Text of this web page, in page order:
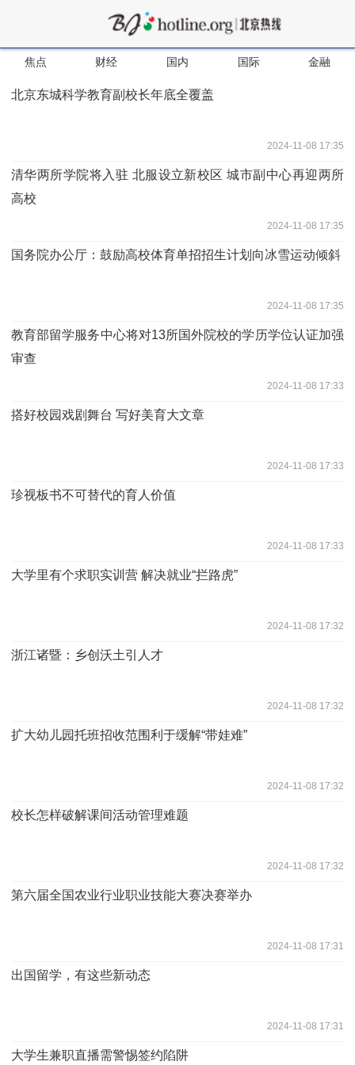
焦点 财经 国内 国际 金融
北京东城科学教育副校长年底全覆盖
2024-11-08 17:35
清华两所学院将入驻 北服设立新校区 城市副中心再迎两所
高校
2024-11-08 17:35
国务院办公厅：鼓励高校体育单招招生计划向冰雪运动倾斜
2024-11-08 17:35
教育部留学服务中心将对13所国外院校的学历学位认证加强
审查
2024-11-08 17:33
搭好校园戏剧舞台 写好美育大文章
2024-11-08 17:33
珍视板书不可替代的育人价值
2024-11-08 17:33
大学里有个求职实训营 解决就业“拦路虎”
2024-11-08 17:32
浙江诸暨：乡创沃土引人才
2024-11-08 17:32
扩大幼儿园托班招收范围利于缓解“带娃难”
2024-11-08 17:32
校长怎样破解课间活动管理难题
2024-11-08 17:32
第六届全国农业行业职业技能大赛决赛举办
2024-11-08 17:31
出国留学，有这些新动态
2024-11-08 17:31
大学生兼职直播需警惕签约陷阱